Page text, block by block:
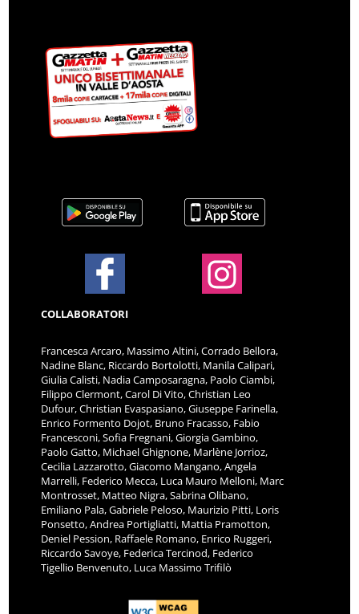
COLLABORATORI
Francesca Arcaro, Massimo Altini, Corrado Bellora,
Nadine Blanc, Riccardo Bortolotti, Manila Calipari,
Giulia Calisti, Nadia Camposaragna, Paolo Ciambi,
Filippo Clermont, Carol Di Vito, Christian Leo
Dufour, Christian Evaspasiano, Giuseppe Farinella,
Enrico Formento Dojot, Bruno Fracasso, Fabio
Francesconi, Sofia Fregnani, Giorgia Gambino,
Paolo Gatto, Michael Ghignone, Marlène Jorrioz,
Cecilia Lazzarotto, Giacomo Mangano, Angela
Marrelli, Federico Mecca, Luca Mauro Melloni, Marc
Montrosset, Matteo Nigra, Sabrina Olibano,
Emiliano Pala, Gabriele Peloso, Maurizio Pitti, Loris
Ponsetto, Andrea Portigliatti, Mattia Pramotton,
Deniel Pession, Raffaele Romano, Enrico Ruggeri,
Riccardo Savoye, Federica Tercinod, Federico
Tigellio Benvenuto, Luca Massimo Trifilò